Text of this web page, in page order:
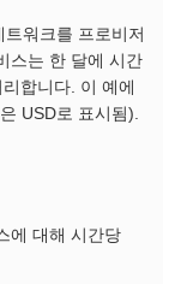
워크를 프로비저
스는 한 달에 시간
합니다. 이 예에
USD로 표시됨).
에 대해 시간당